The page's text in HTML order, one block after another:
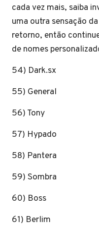
cada vez mais, saiba
uma outra sensação
retorno, então
de nomes
54) Dark.sx
55) General
56) Tony
57) Hypado
58) Pantera
59) Sombra
60) Boss
61) Berlim